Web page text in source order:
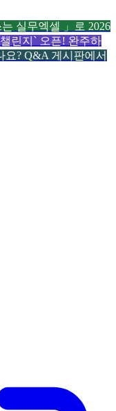
실무엑셀 」로 2026
린지` 오픈! 완주하
요? Q&A 게시판에서